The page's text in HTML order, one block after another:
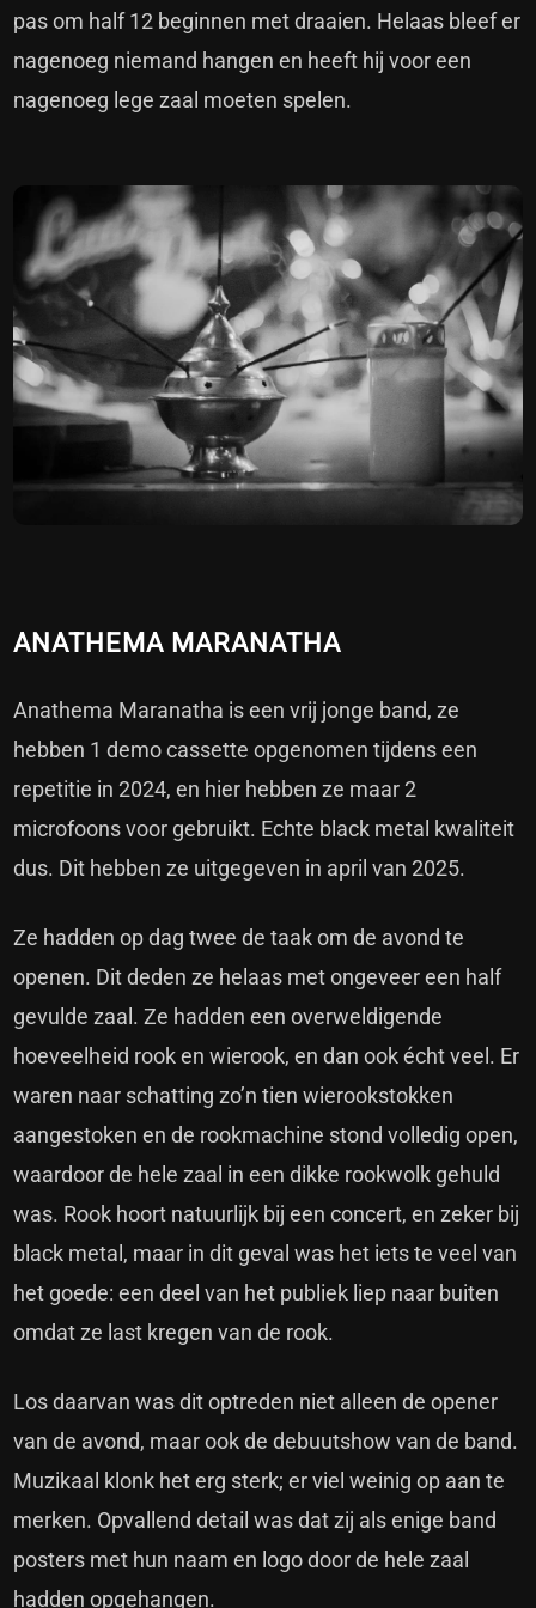
pas om half 12 beginnen met draaien. Helaas bleef er
nagenoeg niemand hangen en heeft hij voor een
nagenoeg lege zaal moeten spelen.
ANATHEMA MARANATHA
Anathema Maranatha is een vrij jonge band, ze
hebben 1 demo cassette opgenomen tijdens een
repetitie in 2024, en hier hebben ze maar 2
microfoons voor gebruikt. Echte black metal kwaliteit
dus. Dit hebben ze uitgegeven in april van 2025.
Ze hadden op dag twee de taak om de avond te
openen. Dit deden ze helaas met ongeveer een half
gevulde zaal. Ze hadden een overweldigende
hoeveelheid rook en wierook, en dan ook écht veel. Er
waren naar schatting zo’n tien wierookstokken
aangestoken en de rookmachine stond volledig open,
waardoor de hele zaal in een dikke rookwolk gehuld
was. Rook hoort natuurlijk bij een concert, en zeker bij
black metal, maar in dit geval was het iets te veel van
het goede: een deel van het publiek liep naar buiten
omdat ze last kregen van de rook.
Los daarvan was dit optreden niet alleen de opener
van de avond, maar ook de debuutshow van de band.
Muzikaal klonk het erg sterk; er viel weinig op aan te
merken. Opvallend detail was dat zij als enige band
posters met hun naam en logo door de hele zaal
hadden opgehangen.